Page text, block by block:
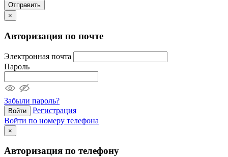
Отправить
×
Авторизация по почте
Электронная почта
Пароль
Забыли пароль?
Войти
Регистрация
Войти по номеру телефона
×
Авторизация по телефону